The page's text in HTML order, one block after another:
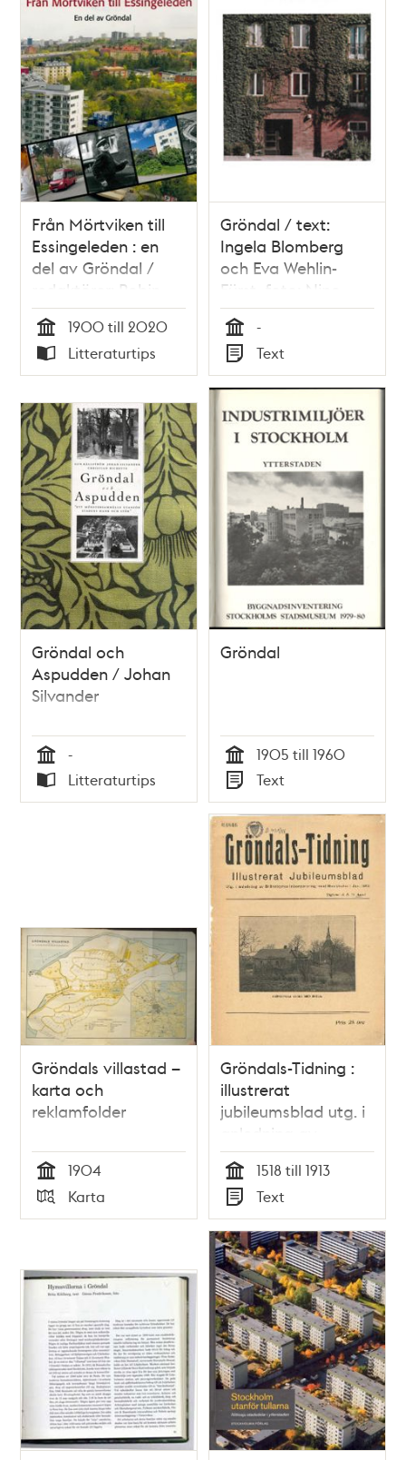
Från Mörtviken till
Essingeleden : en
del av Gröndal /
redaktörer: Robin
Lapidus och Ingrid
W. Severin
Tid
1900 till 2020
Typ
Litteraturtips
Gröndal / text:
Ingela Blomberg
och Eva Wehlin-
Fürst, foto: Nino
Monastra
Tid
-
Typ
Text
Gröndal och
Aspudden / Johan
Silvander
Tid
-
Typ
Litteraturtips
Gröndal
Tid
1905 till 1960
Typ
Text
Gröndals villastad –
karta och
reklamfolder
Tid
1904
Typ
Karta
Gröndals-Tidning :
illustrerat
jubileumsblad utg. i
anledning av
Brännkyrka
inkorporering med
Stockholm 1 jan. 1913
Tid
1518 till 1913
Typ
Text